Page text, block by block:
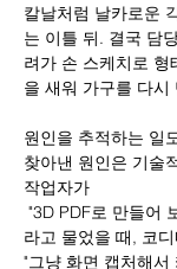
칼날처럼 날카로운
는 이틀 뒤. 결국 담
려가 손 스케치로
을 새워 가구를 다시
원인을 추적하는 일
찾아낸 원인은 기술
작업자가
"3D PDF로 만들어
라고 물었을 때, 코
"그냥 화면 캡처해서